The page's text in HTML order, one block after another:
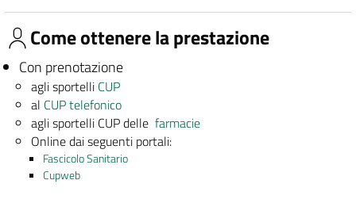
Come ottenere la prestazione
Con prenotazione
agli sportelli CUP
al CUP telefonico
agli sportelli CUP dellefarmacie
Online dai seguenti portali:
Fascicolo Sanitario
Cupweb